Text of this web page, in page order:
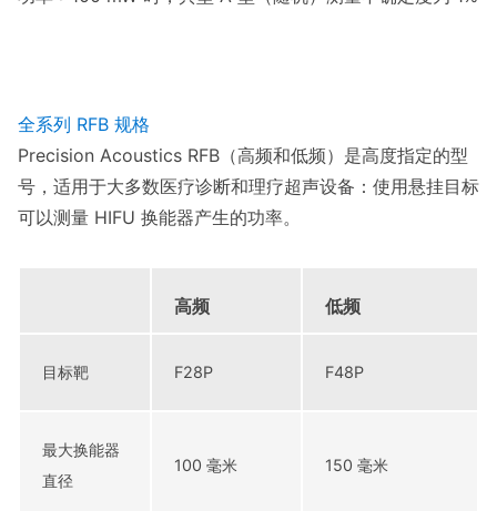
全系列 RFB 规格
Precision Acoustics RFB（高频和低频）是高度指定的型
号，适用于大多数医疗诊断和理疗超声设备：使用悬挂目标
可以测量 HIFU 换能器产生的功率。
高频 低频
目标靶 F28P F48P
最大换能器
直径
100 毫米 150 毫米